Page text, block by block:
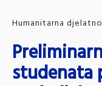
Humanitarna
studenata